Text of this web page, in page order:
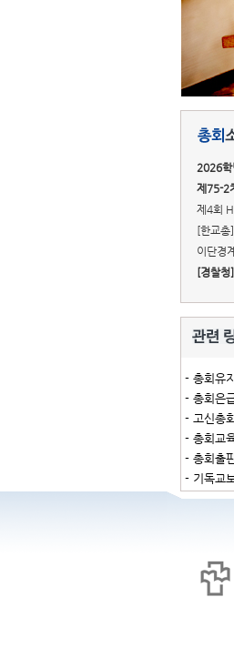
2026학
제75-2
제4회
[한교총
이단경
[경찰
- 총회유
- 총회은
- 고신총
- 총회교
- 총회출
- 기독교